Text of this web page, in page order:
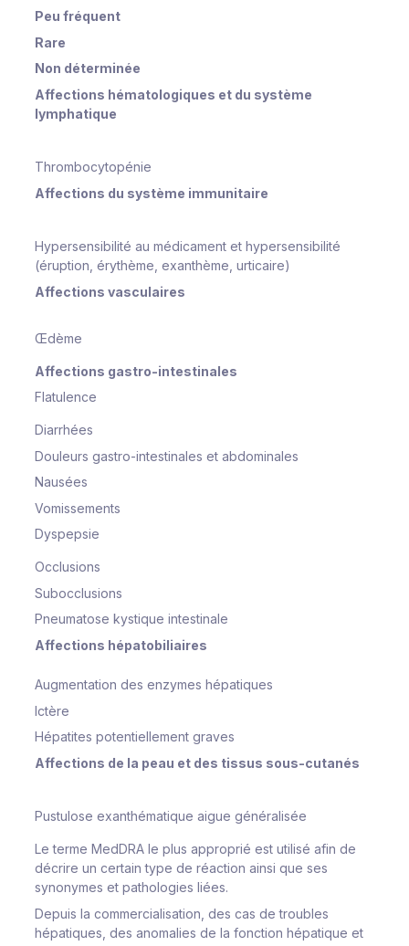
Peu fréquent
Rare
Non déterminée
Affections hématologiques et du système
lymphatique
Thrombocytopénie
Affections du système immunitaire
Hypersensibilité au médicament et hypersensibilité
(éruption, érythème, exanthème, urticaire)
Affections vasculaires
Œdème
Affections gastro-intestinales
Flatulence
Diarrhées
Douleurs gastro-intestinales et abdominales
Nausées
Vomissements
Dyspepsie
Occlusions
Subocclusions
Pneumatose kystique intestinale
Affections hépatobiliaires
Augmentation des enzymes hépatiques
Ictère
Hépatites potentiellement graves
Affections de la peau et des tissus sous-cutanés
Pustulose exanthématique aigue généralisée
Le terme MedDRA le plus approprié est utilisé afin de
décrire un certain type de réaction ainsi que ses
synonymes et pathologies liées.
Depuis la commercialisation, des cas de troubles
hépatiques, des anomalies de la fonction hépatique et